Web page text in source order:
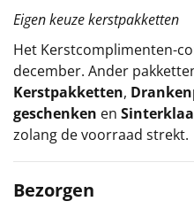
Eigen keuze kerstpakketten
Het Kerstcomplimenten-
december. Ander
Kerstpakketten,
geschenken en
zolang de voorraad strekt.
Bezorgen